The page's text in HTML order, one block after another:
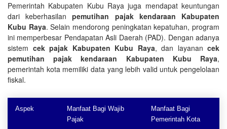
Pemerintah Kabupaten Kubu Raya juga mendapat keuntungan
dari keberhasilanpemutihan pajak kendaraan Kabupaten
Kubu Raya. Selain mendorong peningkatan kepatuhan, program
ini memperbesar Pendapatan Asli Daerah (PAD). Dengan adanya
sistem cek pajak Kabupaten Kubu Raya, dan layanan cek
pemutihan pajak kendaraan Kabupaten Kubu Raya,
pemerintah kota memiliki data yang lebih valid untuk pengelolaan
fiskal.
Aspek
Manfaat Bagi Wajib
Pajak
Manfaat Bagi
Pemerintah Kota